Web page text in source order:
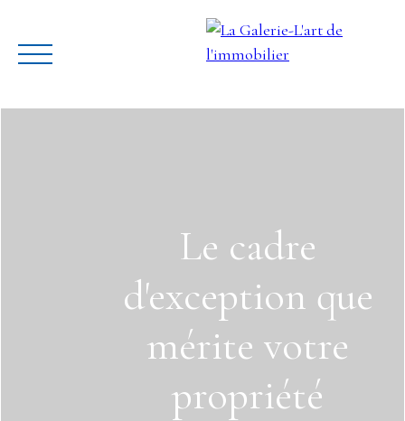
Galerie des biens Estimation
Le cadre
d'exception que
mérite votre
propriété